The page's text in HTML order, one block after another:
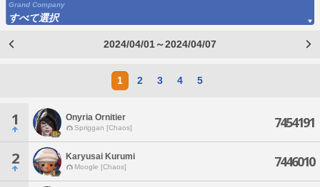
Grand Company
すべて選択
2024/04/01～2024/04/07
1 2 3 4 5
1 Onyria Ornitier
Spriggan [Chaos] 7454191
2 Karyusai Kurumi
Moogle [Chaos] 7446010